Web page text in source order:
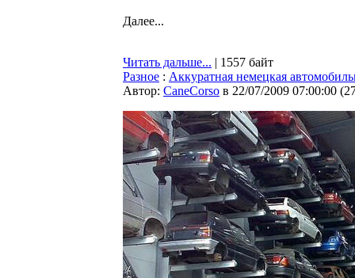
Далее...
Читать дальше... | 1557 байт
Разное : Аккуратная немецкая
Автор: CaneCorso в 22/07/2009 07:00:00 (